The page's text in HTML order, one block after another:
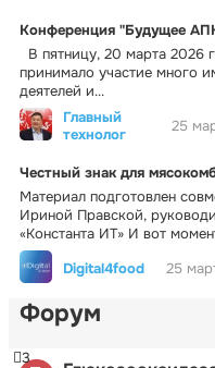
Конференция "Будущее
В пятницу, 20 марта
принимало участие много
деятелей и...
Главный
технолог
25
Честный знак для
Материал подготовлен
Ириной Правской,
«Константа ИТ» И вот
Digital4food
25
Форум
3